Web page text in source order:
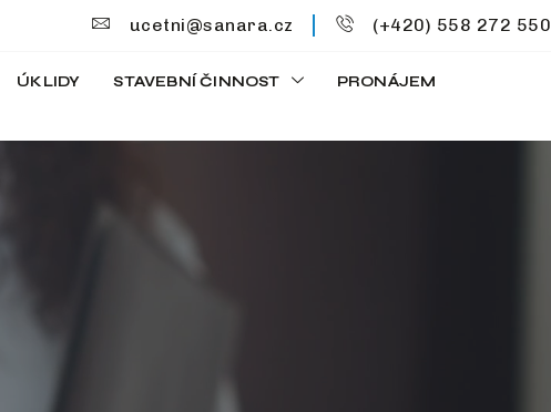
ucetni@sanara.cz (+420) 558 272 550
ÚKLIDY STAVEBNÍ ČINNOST
PRONÁJEM